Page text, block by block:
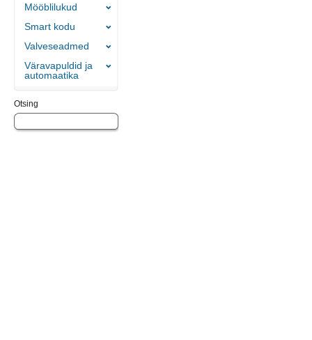
Mööblilukud
Smart kodu
Valveseadmed
Väravapuldid ja
automaatika
Otsing